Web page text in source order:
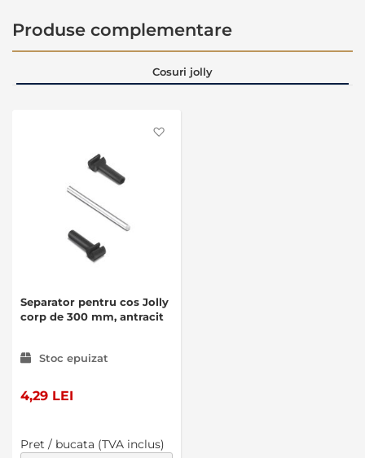
Produse complementare
Cosuri jolly
Separator pentru cos Jolly
corp de 300 mm, antracit
Stoc epuizat
4,29 LEI
Pret / bucata (TVA inclus)